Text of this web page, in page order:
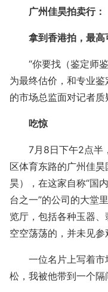
广州佳昊拍卖行：
拿到香港拍，最
“你要找（鉴定师
为最终估价，和专业
的市场总监面对记者质
吃惊
7月8日下午2点半
区体育东路的广州佳
昊），在这家自称“国
台之一”的公司的大堂
览厅，包括各种玉器
空空荡荡的，并未见参
一位名片上写着
松，我被他带到一个隔